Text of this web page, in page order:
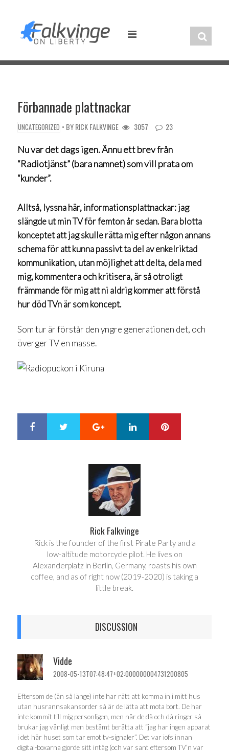
content
Förbannade plattnackar
UNCATEGORIZED • BYRICK FALKVINGE 3057 23
Nu var det dags igen. Ännu ett brev från
“Radiotjänst” (bara namnet) som vill prata om
“kunder”.
Alltså, lyssna här, informationsplattnackar: jag
slängde ut min TV för femton år sedan. Bara blotta
konceptet att jag skulle rätta mig efter någon annans
schema för att kunna passivt ta del av enkelriktad
kommunikation, utan möjlighet att delta, dela med
mig, kommentera och kritisera, är så otroligt
främmande för mig att ni aldrig kommer att förstå
hur död TVn är som koncept.
Som tur är förstår den yngre generationen det, och
överger TV en masse.
Google+ LinkedIn
Rick Falkvinge
Rick is the founder of the first Pirate Party and a
low-altitude motorcycle pilot. He lives on
Alexanderplatz in Berlin, Germany, roasts his own
coffee, and as of right now (2019-2020) is taking a
little break.
DISCUSSION
Vidde
2008-05-13T07:48:47+02:000000004731200805
Eftersom de (än så länge) inte har rätt att komma in i mitt hus
utan husrannsakansorder så är de lätta att mota bort. De har
inte kommit till mig personligen, men när de då och då ringer så
brukar jag vänligt men bestämt berätta att “jag har ingen apparat
i det här huset som tar emot tv-signaler”. Det var iofs innan
digital-boxarna gjorde sitt intåg (och var sant eftersom TV’n var